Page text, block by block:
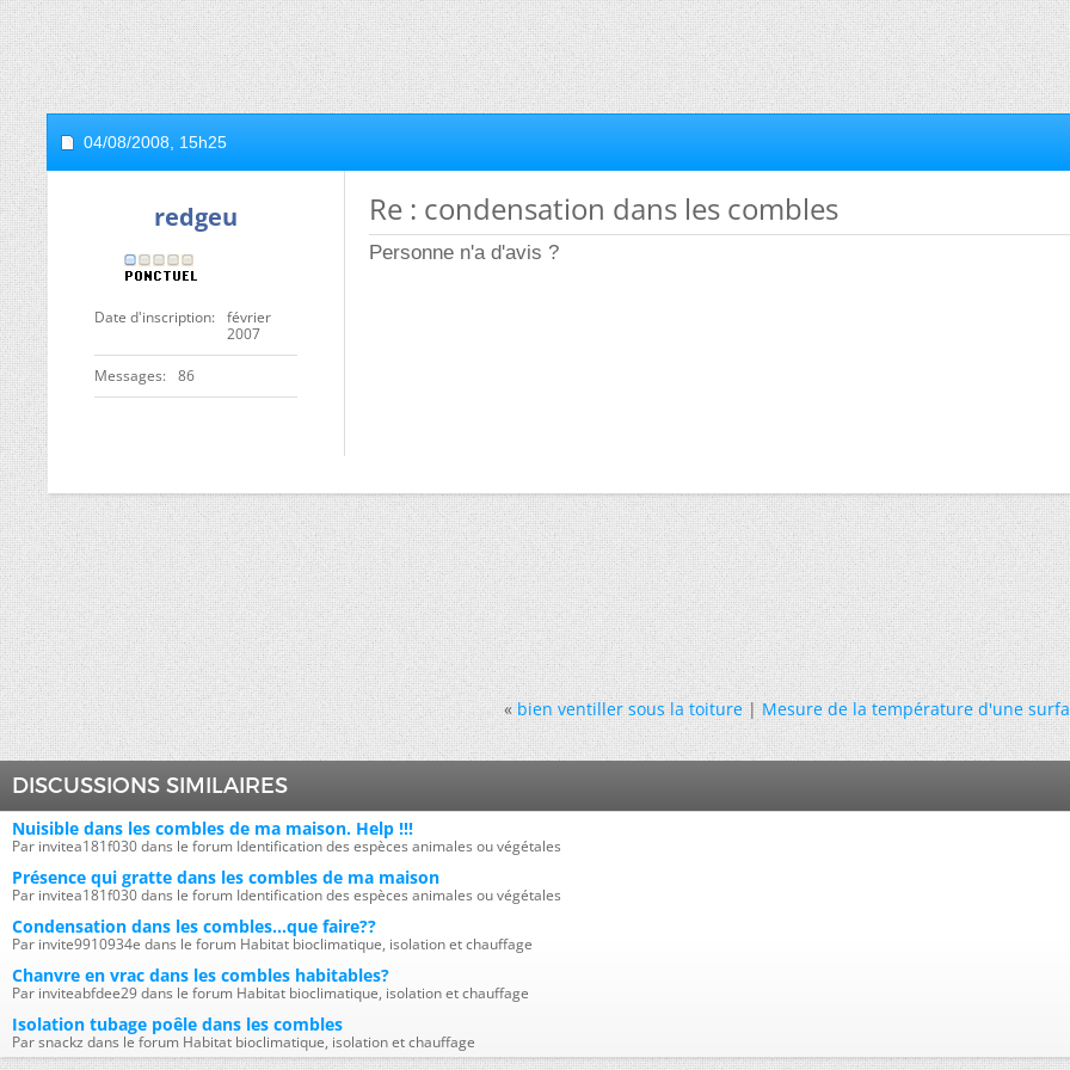
04/08/2008, 15h25
redgeu
Date d'inscription
février
2007
Messages 86
Re : condensation dans les combles
Personne n'a d'avis ?
« bien ventiller sous la toiture|Mesure de la température d'une
DISCUSSIONS SIMILAIRES
Nuisible dans les combles de ma maison. Help !!!
Par invitea181f030 dans le forum Identification des espèces animales ou végétales
Présence qui gratte dans les combles de ma maison
Par invitea181f030 dans le forum Identification des espèces animales ou végétales
Condensation dans les combles...que faire??
Par invite9910934e dans le forum Habitat bioclimatique, isolation et chauffage
Chanvre en vrac dans les combles habitables?
Par inviteabfdee29 dans le forum Habitat bioclimatique, isolation et chauffage
Isolation tubage poêle dans les combles
Par snackz dans le forum Habitat bioclimatique, isolation et chauffage